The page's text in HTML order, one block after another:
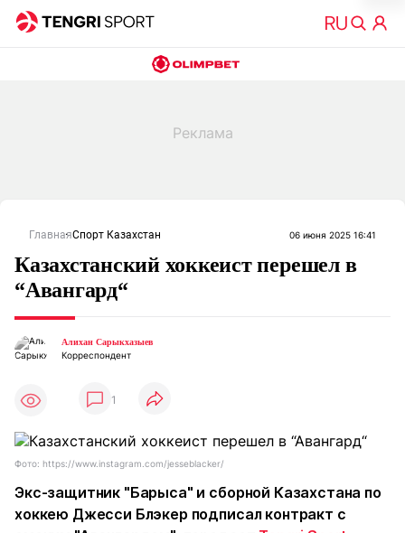
ГлавнаяСпорт Казахстан 06 июня 2025 16:41
Казахстанский хоккеист перешел в
“Авангард“
Алихан Сарыкхазыев
Корреспондент
1
Фото: https://www.instagram.com/jesseblacker/
Экс-защитник "Барыса" и сборной Казахстана по
хоккею Джесси Блэкер подписал контракт с